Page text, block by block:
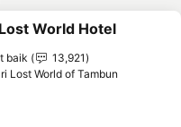
ke favorit
World Hotel
baik
13,921
Lost World of Tambun